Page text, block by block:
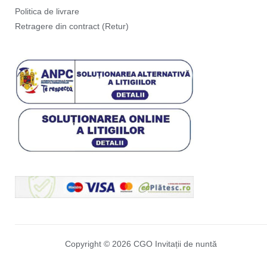
Politica de livrare
Retragere din contract (Retur)
Copyright © 2026 CGO Invitații de nuntă